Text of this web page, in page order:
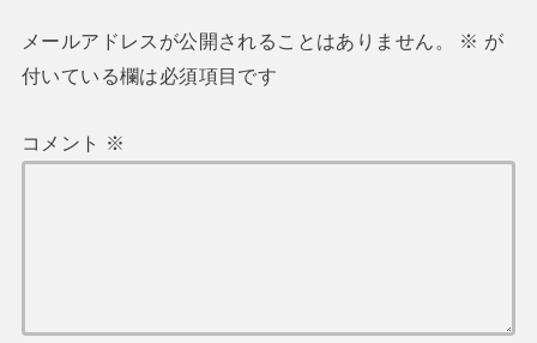
メールアドレスが公開されることはありません。 ※ が
付いている欄は必須項目です
コメント ※